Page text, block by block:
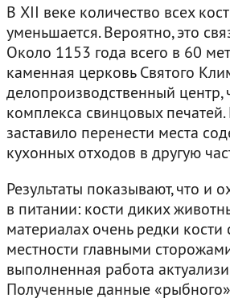
В XII веке количество всех
уменьшается. Вероятно, это
Около 1153 года всего в 60
каменная церковь Святого
делопроизводственный
комплекса свинцовых
заставило перенести места
кухонных отходов в другую
Результаты показывают, что и
в питании: кости диких
материалах очень редки
местности главными
выполненная работа
Полученные данные